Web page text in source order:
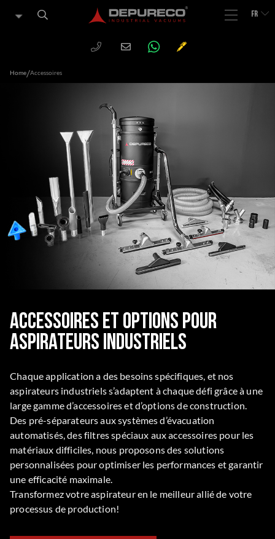
FR
PHONE Email WHATSAPP CHIEDI
UN
Home/Accessoires
Accessoires et options pour
aspirateurs industriels
Chaque application a des besoins spécifiques, et nos
aspirateurs industriels s’adaptent à chaque défi grâce à une
large gamme d’accessoires et d’options de construction.
Des pré-séparateurs aux systèmes d’évacuation
automatisés, des filtres spéciaux aux accessoires pour les
matériaux difficiles, nous proposons des solutions
personnalisées pour optimiser les performances et garantir
une efficacité maximale.
Transformez votre aspirateur en le meilleur allié de votre
processus de production!